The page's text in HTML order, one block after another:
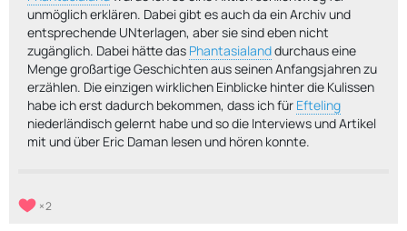
unmöglich erklären. Dabei gibt es auch da ein Archiv und
entsprechende UNterlagen, aber sie sind eben nicht
zugänglich. Dabei hätte das Phantasialanddurchaus eine
Menge großartige Geschichten aus seinen Anfangsjahren zu
erzählen. Die einzigen wirklichen Einblicke hinter die Kulissen
habe ich erst dadurch bekommen, dass ich für Efteling
niederländisch gelernt habe und so die Interviews und Artikel
mit und über Eric Daman lesen und hören konnte.
2